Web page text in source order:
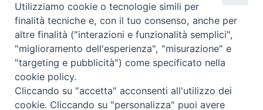
Contatti
Curia
Tel. 0771.740341
Palazzo De Vio
Tel. 0771.464088
Utilizziamo cookie o tecnologie simili per
finalità tecniche e, con il tuo consenso, anche per
altre finalità ("interazioni e funzionalità semplici",
"miglioramento dell'esperienza", "misurazione" e
"targeting e pubblicità") come specificato nella
cookie policy.
Cliccando su "accetta" acconsenti all'utilizzo dei
cookie. Cliccando su "personalizza" puoi avere